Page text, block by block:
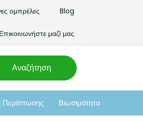
ομπρέλες Blog
Επικοινωνήστε μαζί μας
Αναζήτηση
Περίπτωσης Βιωσιμότητα